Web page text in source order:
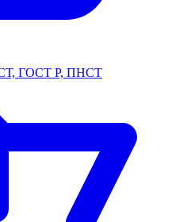
ГОСТ Р, ПНСТ